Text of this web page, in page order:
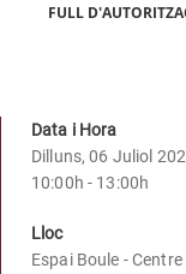
FULL
Data i Hora
Dilluns, 06 Juliol
10:00h - 13:00h
Lloc
Espai Boule -